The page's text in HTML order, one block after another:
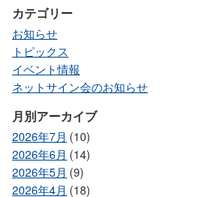
カテゴリー
お知らせ
トピックス
イベント情報
ネットサイン会のお知らせ
月別アーカイブ
2026年7月 (10)
2026年6月 (14)
2026年5月 (9)
2026年4月 (18)